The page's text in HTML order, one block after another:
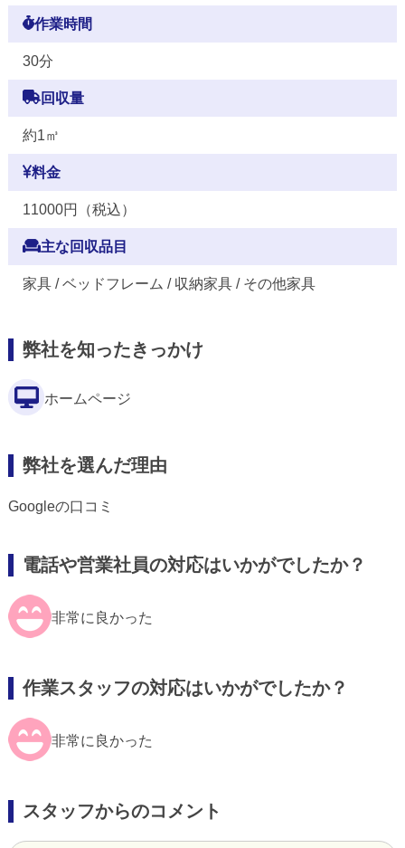
作業時間
30分
回収量
約1㎥
料金
11000円（税込）
主な回収品目
家具 / ベッドフレーム / 収納家具 / その他家具
弊社を知ったきっかけ
ホームページ
弊社を選んだ理由
Googleの口コミ
電話や営業社員の対応はいかがでしたか？
非常に良かった
作業スタッフの対応はいかがでしたか？
非常に良かった
スタッフからのコメント